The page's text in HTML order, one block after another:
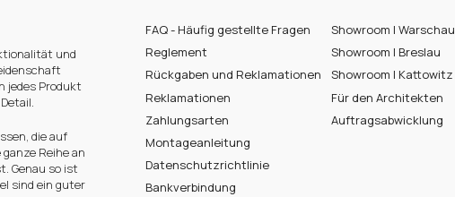
und
jedes Produkt
die auf
Reihe an
Genau so ist
sind ein guter
FAQ - Häufig gestellte Fragen
Reglement
Rückgaben und Reklamationen
Reklamationen
Zahlungsarten
Montageanleitung
Datenschutzrichtlinie
Bankverbindung
Showroom | Warschau
Showroom | Breslau
Showroom | Kattowitz
Für den Architekten
Auftragsabwicklung